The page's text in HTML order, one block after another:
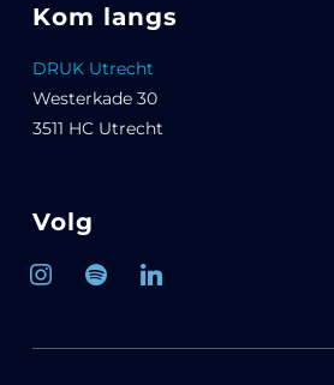
Kom langs
DRUK Utrecht
Westerkade 30
3511 HC Utrecht
Volg